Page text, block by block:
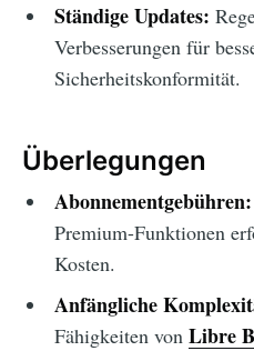
Ständige Updates:
Verbesserungen für
Sicherheitskonformität.
Überlegungen
Abonnementgebühren:
Premium-Funktionen
Kosten.
Anfängliche
Fähigkeiten von Libre